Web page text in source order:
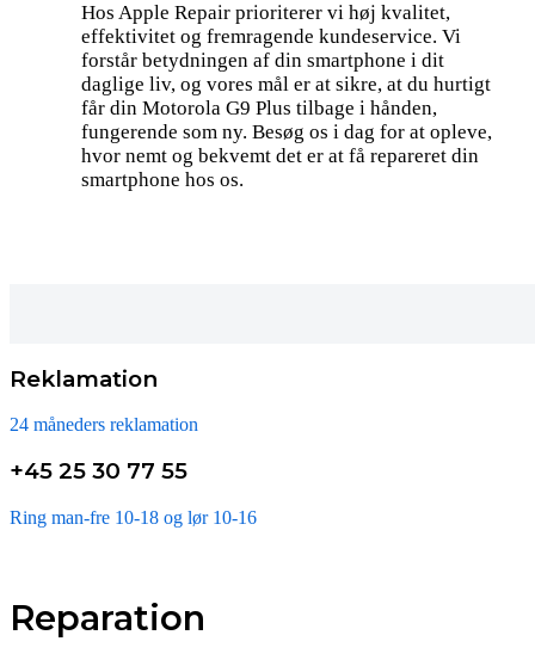
Hos Apple Repair prioriterer vi høj kvalitet,
effektivitet og fremragende kundeservice. Vi
forstår betydningen af din smartphone i dit
daglige liv, og vores mål er at sikre, at du hurtigt
får din Motorola G9 Plus tilbage i hånden,
fungerende som ny. Besøg os i dag for at opleve,
hvor nemt og bekvemt det er at få repareret din
smartphone hos os.
Reklamation
24 måneders reklamation
+45 25 30 77 55
Ring man-fre 10-18 og lør 10-16
Reparation